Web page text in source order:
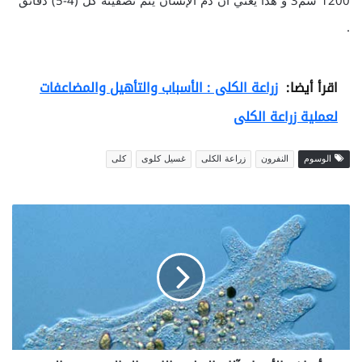
.
اقرأ أيضا: زراعة الكلى : الأسباب والتأهيل والمضاعفات
لعملية زراعة الكلى
الوسوم النفرون زراعة الكلى غسيل كلوى كلى
م